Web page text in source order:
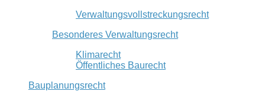
Verwaltungsvollstreckungsrecht
Besonderes Verwaltungsrecht
Klimarecht
Öffentliches Baurecht
Bauplanungsrecht